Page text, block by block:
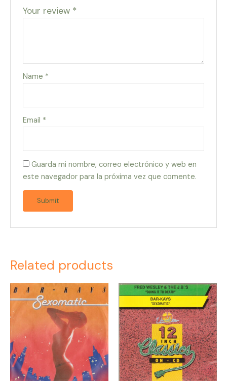
Your review *
Name *
Email *
Guarda mi nombre, correo electrónico y web en
este navegador para la próxima vez que comente.
Related products